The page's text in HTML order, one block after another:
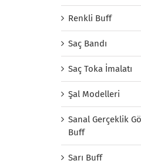
Renkli Buff
Saç Bandı
Saç Toka İmalatı
Şal Modelleri
Sanal Gerçeklik
Buff
Sarı Buff